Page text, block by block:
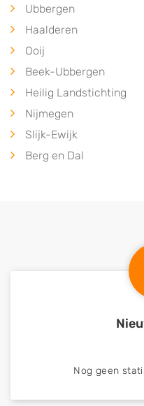
Ubbergen
Haalderen
Ooij
Beek-Ubbergen
Heilig Landstichting
Nijmegen
Slijk-Ewijk
Berg en Dal
Nog geen